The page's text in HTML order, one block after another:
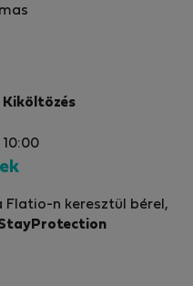
Kiköltözés
10:00
Flatio-n keresztül bérel,